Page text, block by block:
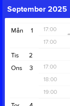
September 2025
1
Mån 17:00
17:00
18:00
2
Tis
3
Ons 17:00
18:00
18:00
19:00